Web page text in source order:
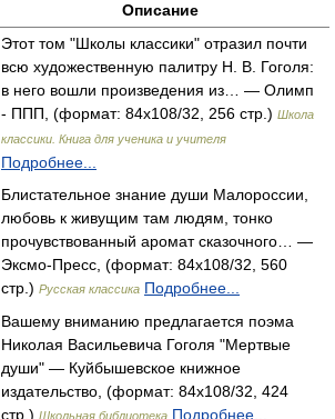
Описание
Этот том "Школы классики" отразил почти
всю художественную палитру Н. В. Гоголя:
в него вошли произведения из… — Олимп
- ППП, (формат: 84x108/32, 256 стр.) Школа
классики. Книга для ученика и учителя
Подробнее...
Блистательное знание души Малороссии,
любовь к живущим там людям, тонко
прочувствованный аромат сказочного… —
Эксмо-Пресс, (формат: 84x108/32, 560
стр.) Русская классика Подробнее...
Вашему вниманию предлагается поэма
Николая Васильевича Гоголя "Мертвые
души" — Куйбышевское книжное
издательство, (формат: 84x108/32, 424
стр.) Школьная библиотека Подробнее...